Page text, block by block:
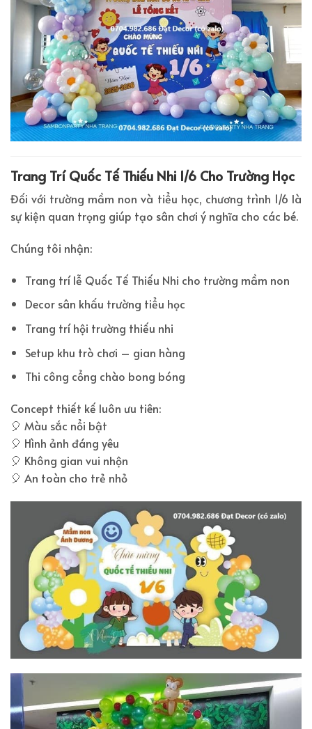
Trang Trí Quốc Tế Thiếu Nhi 1/6 Cho Trường Học
Đối với trường mầm non và tiểu học, chương trình 1/6 là
sự kiện quan trọng giúp tạo sân chơi ý nghĩa cho các bé.
Chúng tôi nhận:
Trang trí lễ Quốc Tế Thiếu Nhi cho trường mầm non
Decor sân khấu trường tiểu học
Trang trí hội trường thiếu nhi
Setup khu trò chơi – gian hàng
Thi công cổng chào bong bóng
Concept thiết kế luôn ưu tiên:
🎈 Màu sắc nổi bật
🎈 Hình ảnh đáng yêu
🎈 Không gian vui nhộn
🎈 An toàn cho trẻ nhỏ